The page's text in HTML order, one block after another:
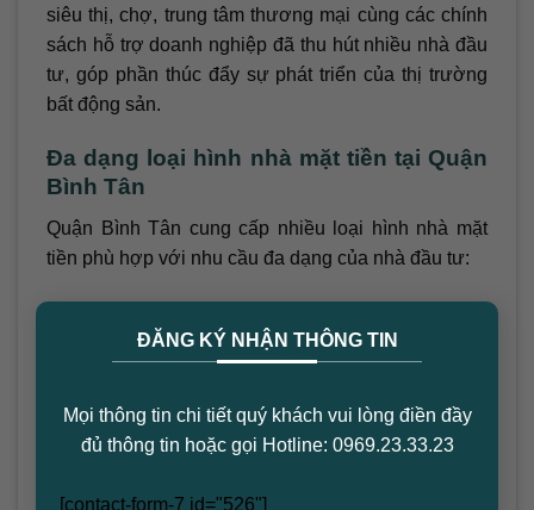
ĐĂNG KÝ NHẬN THÔNG TIN
Mọi thông tin chi tiết quý khách vui lòng điền đầy
đủ thông tin hoặc gọi Hotline: 0969.23.33.23
[contact-form-7 id="526"]
siêu thị, chợ, trung tâm thương mại cùng các chính
sách hỗ trợ doanh nghiệp đã thu hút nhiều nhà đầu
tư, góp phần thúc đẩy sự phát triển của thị trường
bất động sản.
Đa dạng loại hình nhà mặt tiền tại Quận
Bình Tân
Quận Bình Tân cung cấp nhiều loại hình nhà mặt
tiền phù hợp với nhu cầu đa dạng của nhà đầu tư:
vực sầm uất, thích hợp kinh doanh hoặc cho
Nhà mặt tiền, nhà phố liền kề:Tọa lạc trong
khu dân cư cao cấp, thiết kế hiện đại, đầy đủ tiện